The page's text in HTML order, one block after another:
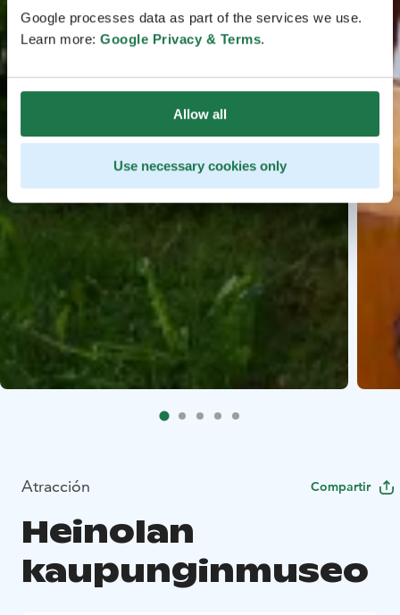
Google processes data as part of the services we use.
Learn more: Google Privacy & Terms.
Allow all
Use necessary cookies only
Atracción Compartir
Heinolan
kaupunginmuseo